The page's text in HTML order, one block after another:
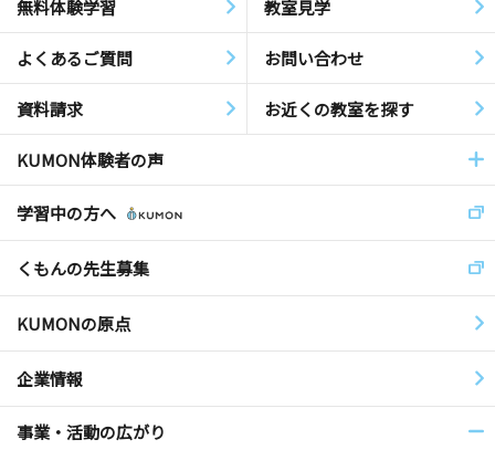
無料体験学習 教室見学
よくあるご質問 お問い合わせ
資料請求 お近くの教室を探す
KUMON体験者の声
学習中の方へ
くもんの先生募集
KUMONの原点
企業情報
事業・活動の広がり